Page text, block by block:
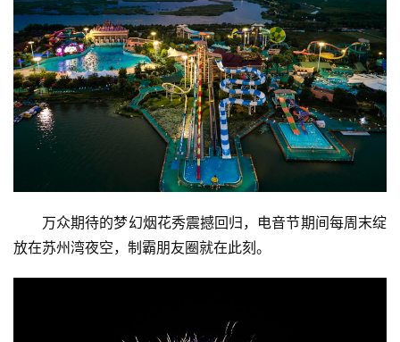
首
万众期待的梦幻烟花秀震撼回归，电音节期间每周末绽
放在苏州湾夜空，制霸朋友圈就在此刻。